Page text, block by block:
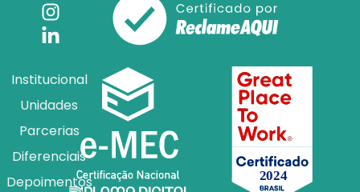
Institucional
Unidades
Parcerias
Diferenciais
Depoimentos